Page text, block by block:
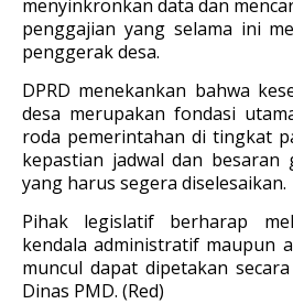
menyinkronkan data dan
penggajian yang selama ini
penggerak desa.
DPRD menekankan bahwa
desa merupakan fondasi
roda pemerintahan di tingkat
kepastian jadwal dan besaran
yang harus segera diselesaikan.
Pihak legislatif berharap
kendala administratif maupun
muncul dapat dipetakan
Dinas PMD. (Red)